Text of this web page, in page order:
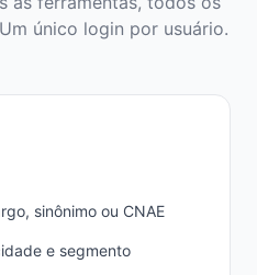
único login por usuário.
sinônimo ou CNAE
e segmento